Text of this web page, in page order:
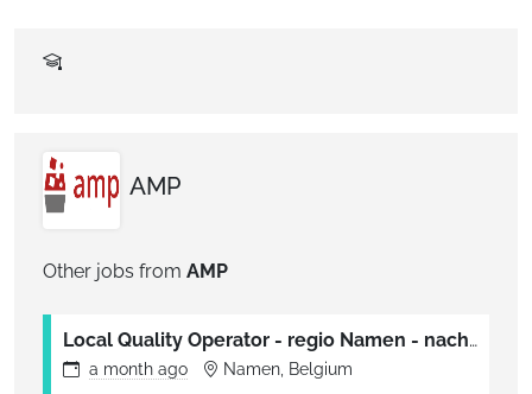
AMP
Other jobs from AMP
Local Quality Operator - regio Namen - nachtshift - voor AMP (Bpost company)
a month ago Namen, Belgium